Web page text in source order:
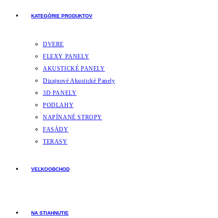
KATEGÓRIE PRODUKTOV
DVERE
FLEXY PANELY
AKUSTICKÉ PANELY
Dizajnové Akustické Panely
3D PANELY
PODLAHY
NAPÍNANÉ STROPY
FASÁDY
TERASY
VEĽKOOBCHOD
NA STIAHNUTIE